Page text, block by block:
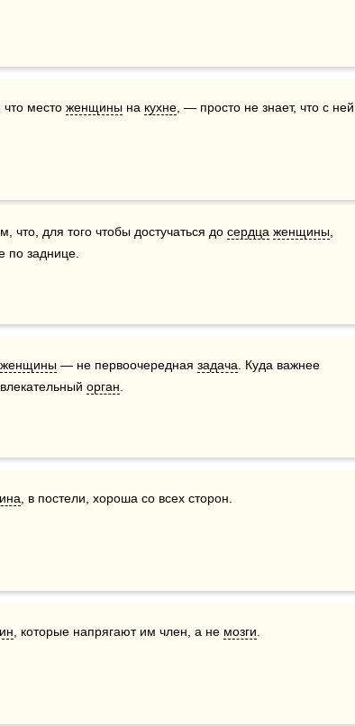
что место женщины на кухне , — просто не знает, что с ней
что, для того чтобы достучаться до сердца женщины
по заднице.
женщины — не первоочередная задача . Куда важнее
орган
, в постели, хороша со всех сторон.
, которые напрягают им член, а не мозги